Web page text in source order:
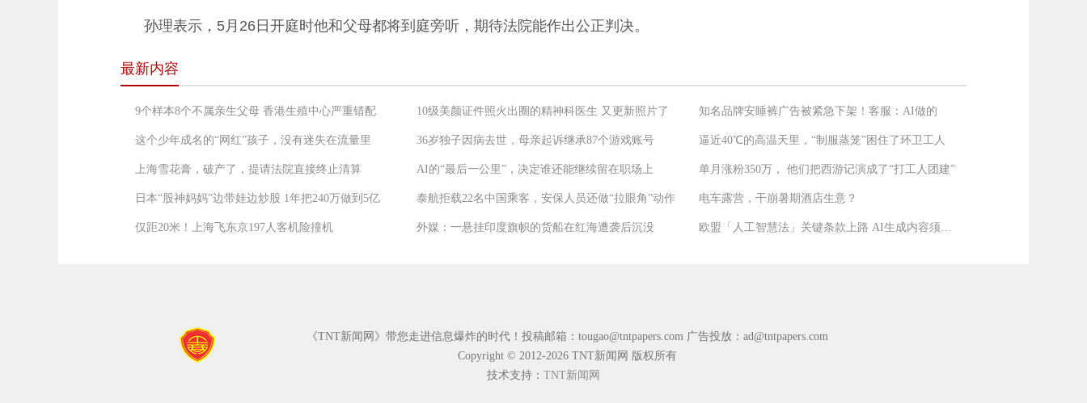
孙理表示，5月26日开庭时他和父母都将到庭旁听，期待法院能作出公正判决。
最新内容
9个样本8个不属亲生父母 香港生殖中心严重错配 10级美颜证件照火出圈的精神科医生 又更新照片了 知名品牌安睡裤广告被紧急下架！客服：AI做的
这个少年成名的“网红”孩子，没有迷失在流量里 36岁独子因病去世，母亲起诉继承87个游戏账号 逼近40℃的高温天里，“制服蒸笼”困住了环卫工人
上海雪花膏，破产了，提请法院直接终止清算 AI的“最后一公里”，决定谁还能继续留在职场上 单月涨粉350万， 他们把西游记演成了“打工人团建”
日本“股神妈妈”边带娃边炒股 1年把240万做到5亿 泰航拒载22名中国乘客，安保人员还做“拉眼角”动作 电车露营，干崩暑期酒店生意？
仅距20米！上海飞东京197人客机险撞机 外媒：一悬挂印度旗帜的货船在红海遭袭后沉没 欧盟「人工智慧法」关键条款上路 AI生成内容须强制
《TNT新闻网》带您走进信息爆炸的时代！投稿邮箱： tougao@tntpapers.com广告投放： ad@tntpapers.com
Copyright © 2012-2026 TNT新闻网 版权所有
技术支持： TNT新闻网